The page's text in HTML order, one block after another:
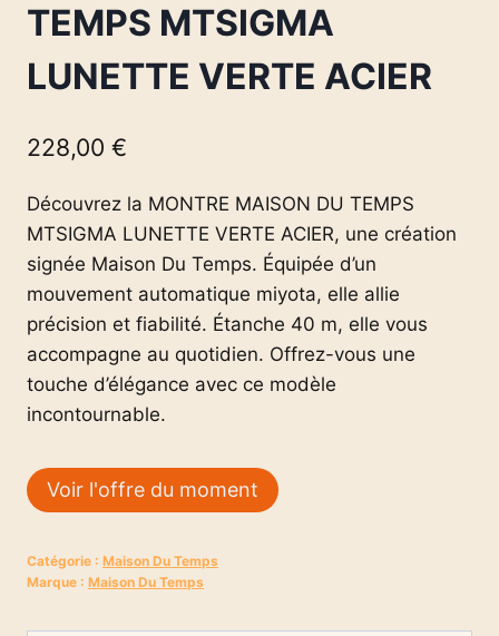
TEMPS MTSIGMA
LUNETTE VERTE ACIER
228,00 €
Découvrez la MONTRE MAISON DU TEMPS
MTSIGMA LUNETTE VERTE ACIER, une création
signée Maison Du Temps. Équipée d’un
mouvement automatique miyota, elle allie
précision et fiabilité. Étanche 40 m, elle vous
accompagne au quotidien. Offrez-vous une
touche d’élégance avec ce modèle
incontournable.
Voir l'offre du moment
Catégorie : Maison Du Temps
Marque : Maison Du Temps